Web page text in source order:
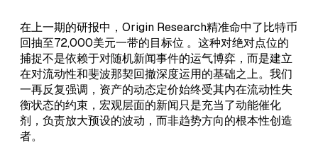
在上一期的研报中，Origin Research精准命中了比特币
回抽至72,000美元一带的目标位 。这种对绝对点位的
捕捉不是依赖于对随机新闻事件的运气博弈，而是建立
在对流动性和斐波那契回撤深度运用的基础之上。我们
一再反复强调，资产的动态定价始终受其内在流动性失
衡状态的约束，宏观层面的新闻只是充当了动能催化
剂，负责放大预设的波动，而非趋势方向的根本性创造
者。